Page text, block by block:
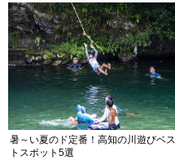
暑～い夏のド定番！高知の川遊びベス
トスポット5選